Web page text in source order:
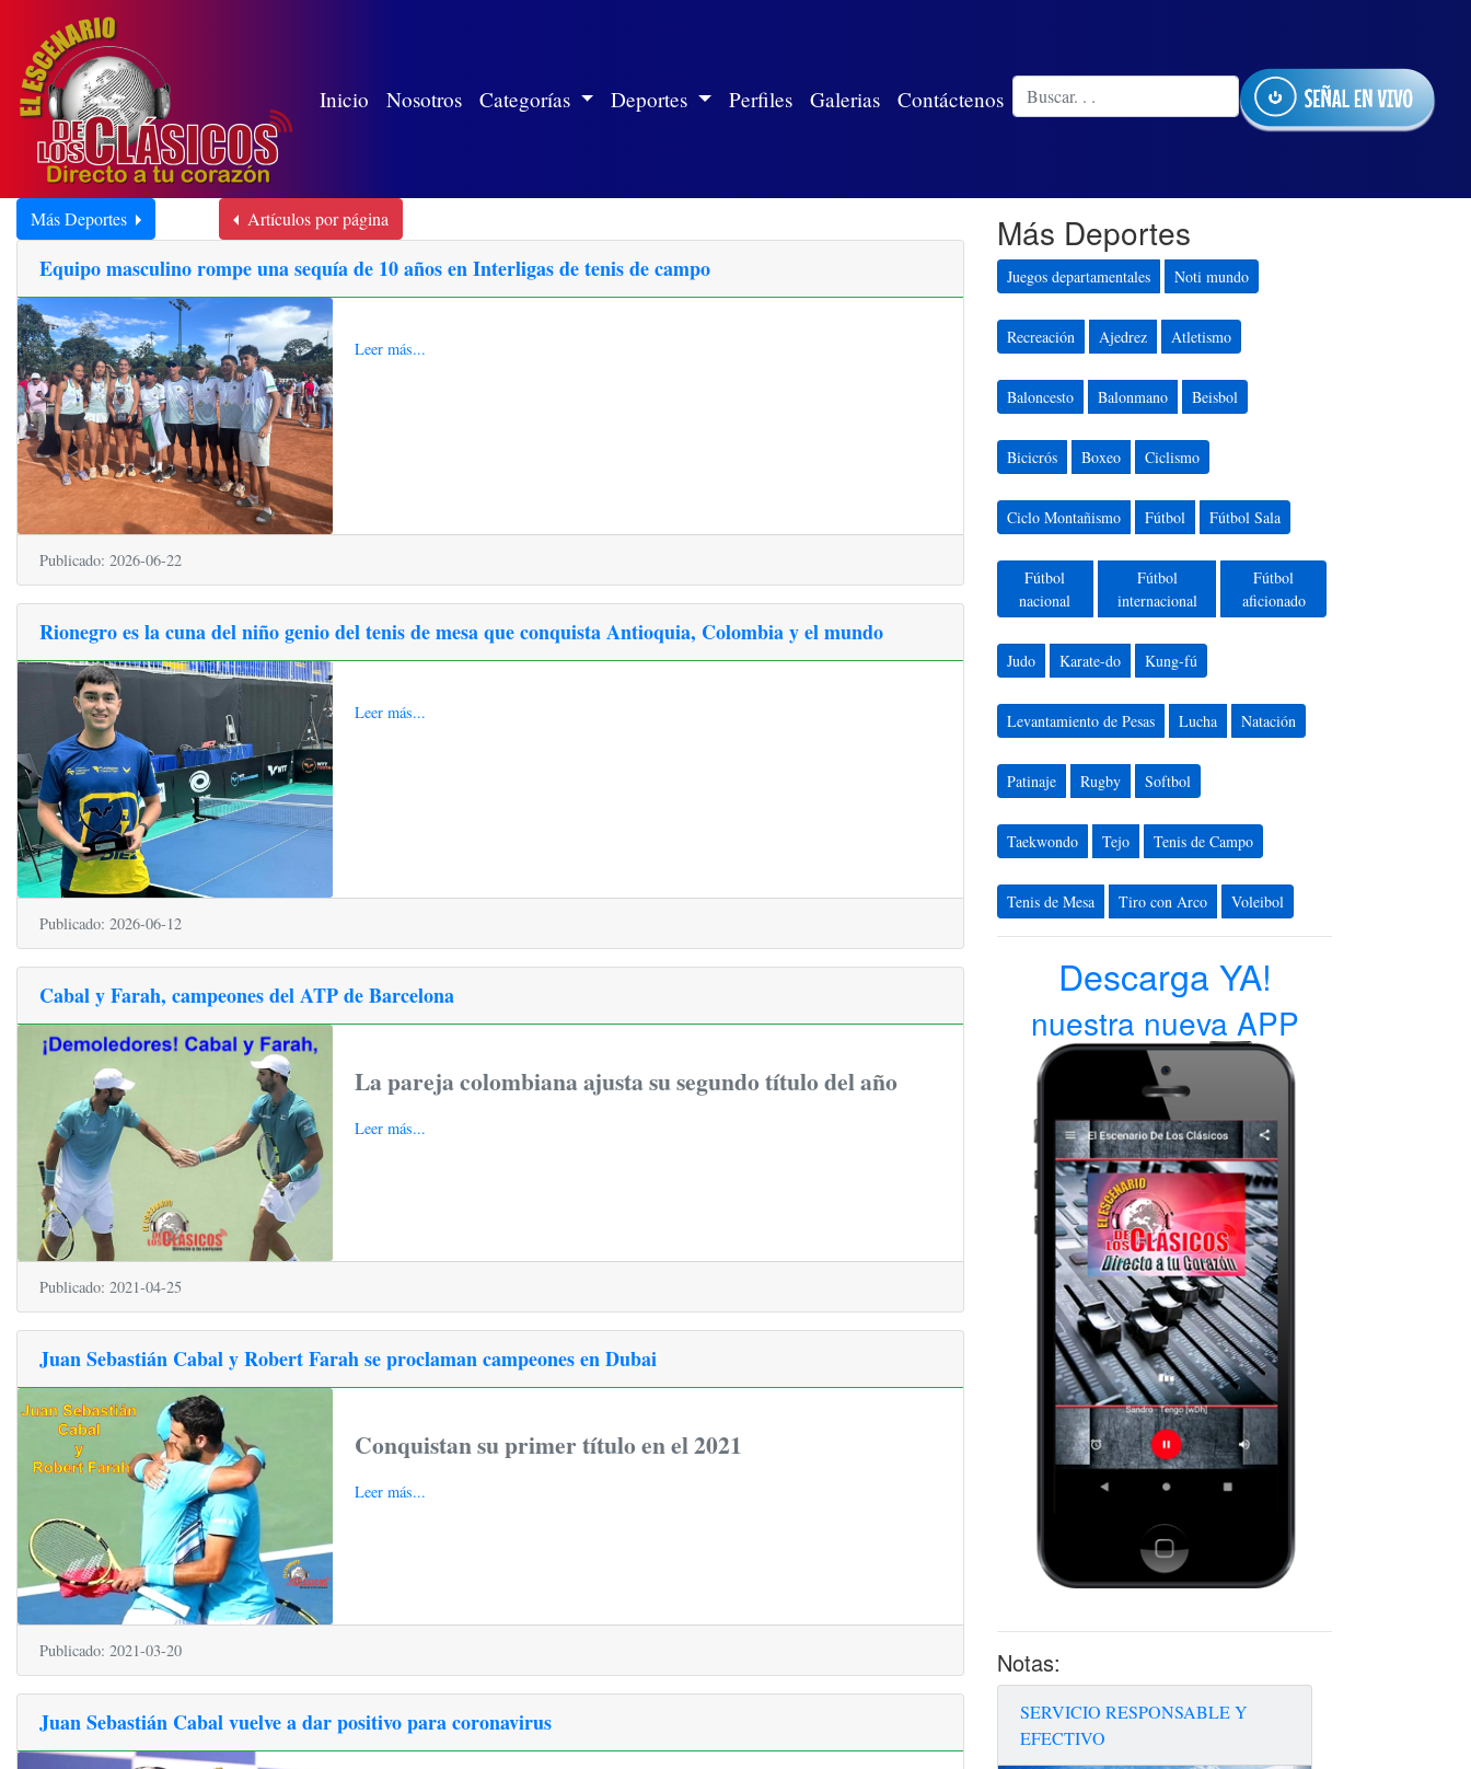
Inicio Nosotros(white)
Categorías Deportes Perfiles Galerias Contáctenos
Más Deportes Artículos por página
Equipo masculino rompe una sequía de 10 años en Interligas de tenis de campo
Leer más...
Publicado: 2026-06-22
Rionegro es la cuna del niño genio del tenis de mesa que conquista Antioquia, Colombia y el mundo
Leer más...
Publicado: 2026-06-12
Cabal y Farah, campeones del ATP de Barcelona
La pareja colombiana ajusta su segundo título del año
Leer más...
Publicado: 2021-04-25
Juan Sebastián Cabal y Robert Farah se proclaman campeones en Dubai
Conquistan su primer título en el 2021
Leer más...
Publicado: 2021-03-20
Juan Sebastián Cabal vuelve a dar positivo para coronavirus
Más Deportes
Juegos departamentales Noti mundo
Recreación Ajedrez Atletismo
Baloncesto Balonmano Beisbol
Bicicrós Boxeo Ciclismo
Ciclo Montañismo Fútbol Fútbol Sala
Fútbol
nacional
Fútbol
internacional
Fútbol
aficionado
Judo Karate-do Kung-fú
Levantamiento de Pesas Lucha Natación
Patinaje Rugby Softbol
Taekwondo Tejo Tenis de Campo
Tenis de Mesa Tiro con Arco Voleibol
Descarga YA!
nuestra nueva APP
Notas:
SERVICIO RESPONSABLE Y
EFECTIVO